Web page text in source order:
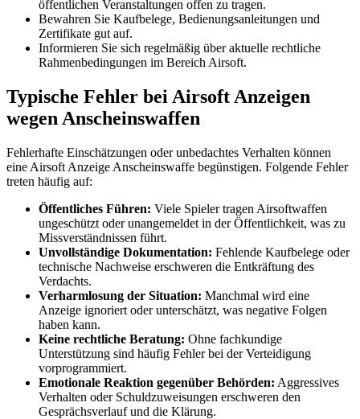
öffentlichen Veranstaltungen offen zu tragen.
Bewahren Sie Kaufbelege, Bedienungsanleitungen und
Zertifikate gut auf.
Informieren Sie sich regelmäßig über aktuelle rechtliche
Rahmenbedingungen im Bereich Airsoft.
Typische Fehler bei Airsoft Anzeigen
wegen Anscheinswaffen
Fehlerhafte Einschätzungen oder unbedachtes Verhalten können
eine Airsoft Anzeige Anscheinswaffe begünstigen. Folgende Fehler
treten häufig auf:
Öffentliches Führen: Viele Spieler tragen Airsoftwaffen
ungeschützt oder unangemeldet in der Öffentlichkeit, was zu
Missverständnissen führt.
Unvollständige Dokumentation: Fehlende Kaufbelege oder
technische Nachweise erschweren die Entkräftung des
Verdachts.
Verharmlosung der Situation: Manchmal wird eine
Anzeige ignoriert oder unterschätzt, was negative Folgen
haben kann.
Keine rechtliche Beratung: Ohne fachkundige
Unterstützung sind häufig Fehler bei der Verteidigung
vorprogrammiert.
Emotionale Reaktion gegenüber Behörden: Aggressives
Verhalten oder Schuldzuweisungen erschweren den
Gesprächsverlauf und die Klärung.